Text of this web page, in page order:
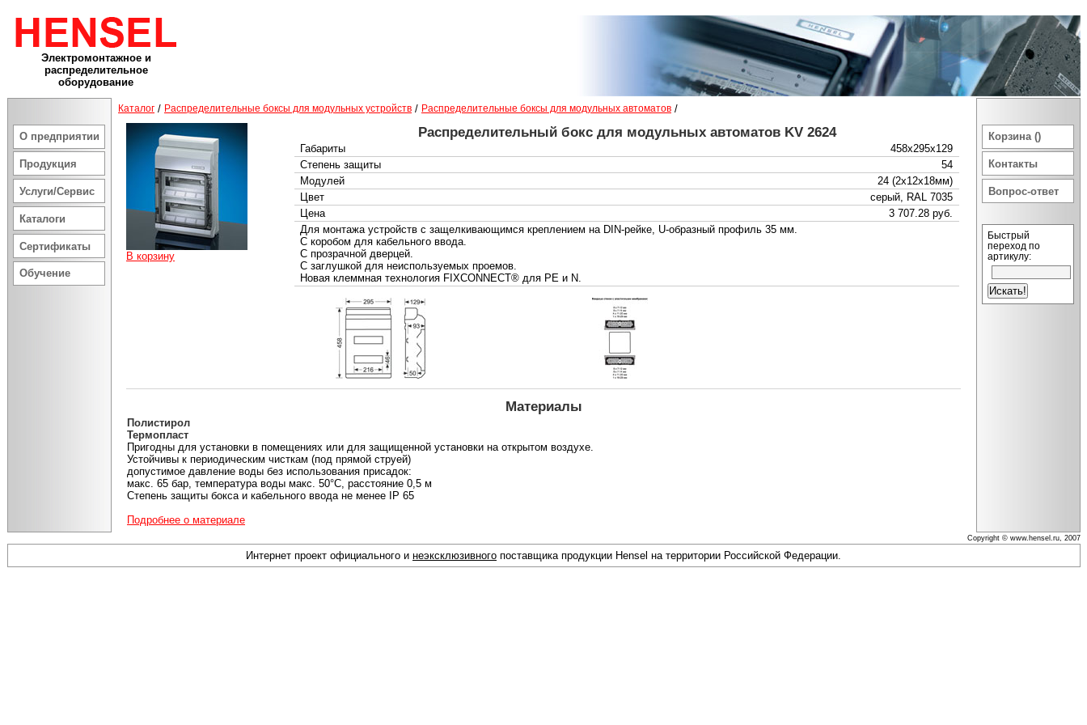
Электромонтажное и
распределительное
оборудование
О предприятии
Продукция
Услуги/Сервис
Каталоги
Сертификаты
Обучение
Каталог / Распределительные боксы для модульных устройств / Распределительные боксы для модульных автоматов /
В корзину
Распределительный бокс для модульных автоматов KV 2624
Габариты
458x295x129
Степень защиты
54
Модулей
24 (2x12x18мм)
Цвет
серый, RAL 7035
Цена
3 707.28 руб.
Для монтажа устройств с защелкивающимся креплением на DIN-рейке, U-образный профиль 35 мм.
С коробом для кабельного ввода.
С прозрачной дверцей.
С заглушкой для неиспользуемых проемов.
Новая клеммная технология FIXCONNECT® для PE и N.
Материалы
Полистирол
Термопласт
Пригодны для установки в помещениях или для защищенной установки на открытом воздухе.
Устойчивы к периодическим чисткам (под прямой струей)
допустимое давление воды без использования присадок:
макс. 65 бар, температура воды макс. 50°С, расстояние 0,5 м
Степень защиты бокса и кабельного ввода не менее IP 65
Подробнее о материале
Корзина ()
Контакты
Вопрос-ответ
Быстрый
переход по
артикулу:
Copyright © www.hensel.ru, 2007
Интернет проект официального и неэксклюзивного поставщика продукции Hensel на территории Российской Федерации.